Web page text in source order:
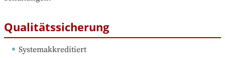
Qualitätssicherung
Systemakkreditiert